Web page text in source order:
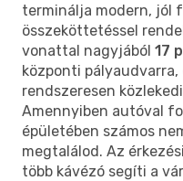
terminálja modern, jól
összeköttetéssel
vonattal nagyjából 17
központi pályaudvarra,
rendszeresen
Amennyiben autóval
épületében számos
megtalálod. Az
több kávézó segíti a